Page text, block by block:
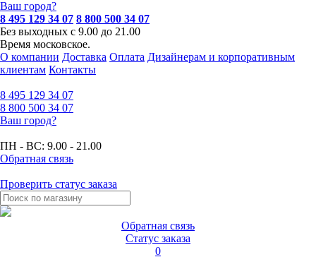
Ваш город?
8 495 129 34 07 8 800 500 34 07
Без выходных с 9.00 до 21.00
Время московское.
О компании Доставка Оплата Дизайнерам и корпоративным
клиентам Контакты
8 495 129 34 07
8 800 500 34 07
Ваш город?
ПН - ВС: 9.00 - 21.00
Обратная связь
Проверить статус заказа
Обратная связь
Статус заказа
0